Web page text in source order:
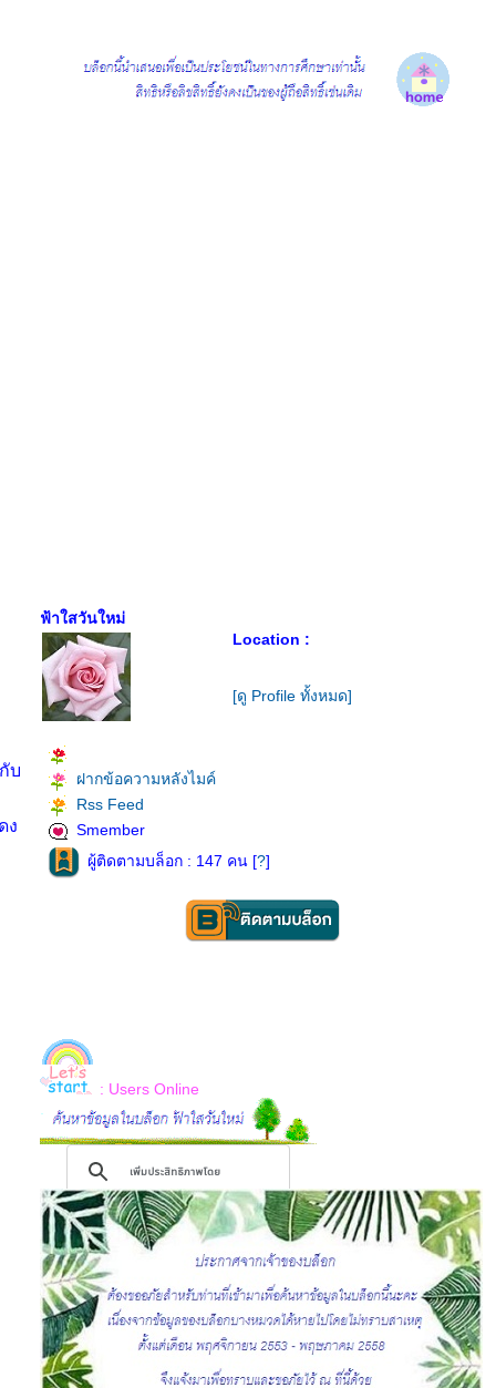
บ
ง
ฟ้าใสวันใหม่
Location :
[ดู Profile ทั้งหมด]
ฝากข้อความหลังไมค์
Rss Feed
Smember
ผู้ติดตามบล็อก : 147 คน [?]
: Users Online